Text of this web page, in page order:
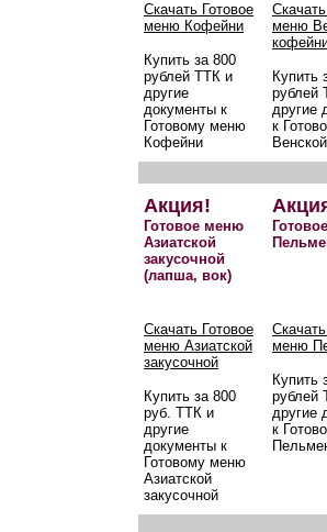
Скачать Готовое
меню Кофейни
Купить за 800
рублей ТТК и
другие
документы к
Готовому меню
Кофейни
меню
Купить
рублей
другие
к
Акция!
Готовое меню
Азиатской
закусочной
(лапша, вок)
Скачать Готовое
меню Азиатской
закусочной
Купить за 800
руб. ТТК и
другие
документы к
Готовому меню
Азиатской
закусочной
меню
Купить
рублей
другие
к